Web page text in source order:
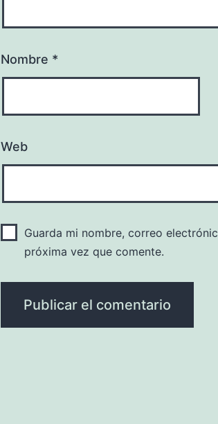
Nombre *
Web
Guarda mi nombre, correo
próxima vez que comente.